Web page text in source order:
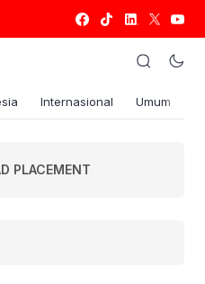
Internasional Umum
PLACEMENT